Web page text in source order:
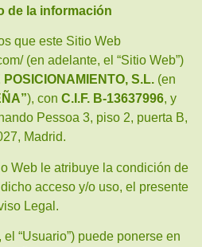
de la información
que este Sitio Web
(en adelante, el “Sitio Web”)
POSICIONAMIENTO, S.L. (en
), con C.I.F. B-13637996, y
Pessoa 3, piso 2, puerta B,
Madrid.
Web le atribuye la condición de
acceso y/o uso, el presente
Legal.
“Usuario”) puede ponerse en